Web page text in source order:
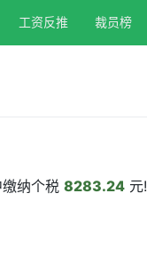
工资反推 裁员榜
纳个税 8283.24 元!